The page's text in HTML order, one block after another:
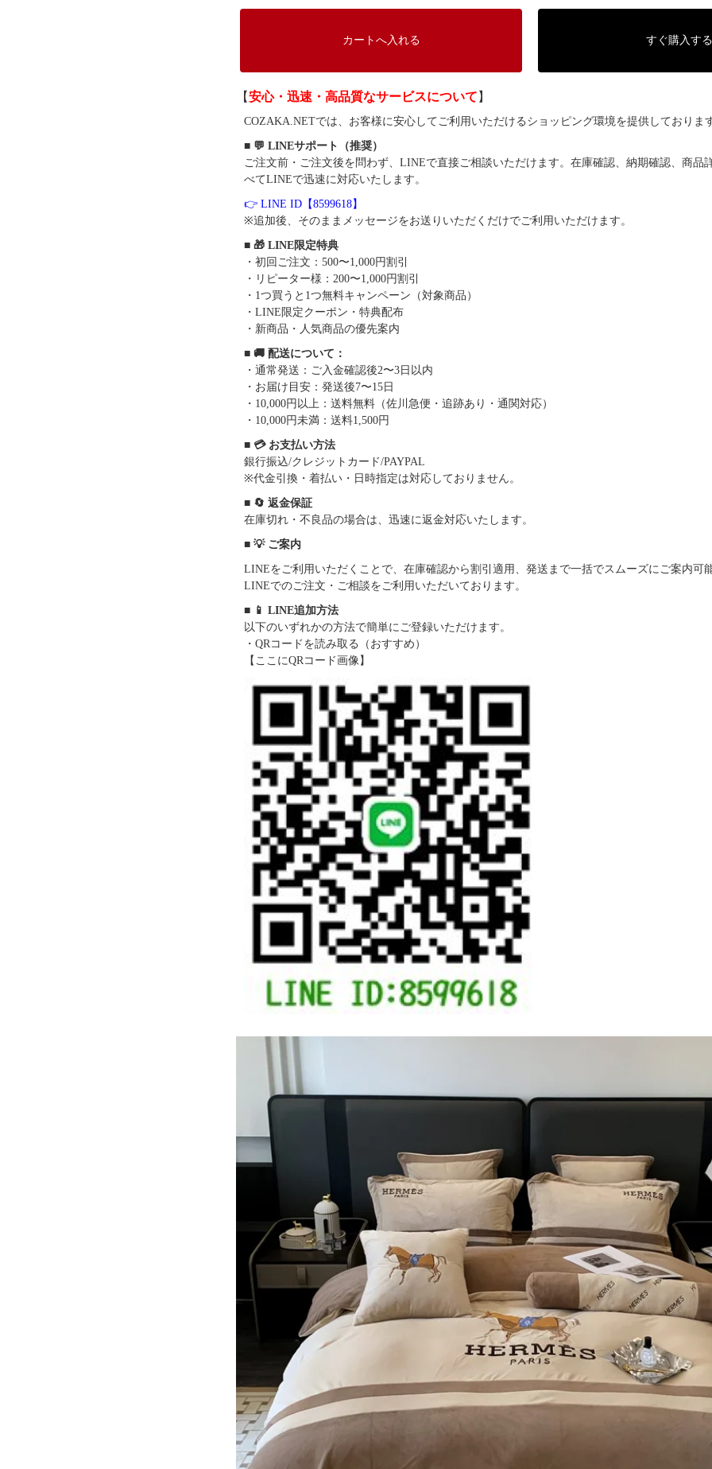
カートへ入れる すぐ購入する
【安心・迅速・高品質なサービスについて 】
COZAKA.NETでは、お客様に安心してご利用いただけるショッピング環境を提供しておりま
■ 💬 LINEサポート（推奨）
ご注文前・ご注文後を問わず、LINEで直接ご相談いただけます。在庫確認、納期確認、商品
べてLINEで迅速に対応いたします。
👉 LINE ID【8599618】
※追加後、そのままメッセージをお送りいただくだけでご利用いただけます。
■ 🎁 LINE限定特典
・初回ご注文：500〜1,000円割引
・リピーター様：200〜1,000円割引
・1つ買うと1つ無料キャンペーン（対象商品）
・LINE限定クーポン・特典配布
・新商品・人気商品の優先案内
■ 🚚 配送について：
・通常発送：ご入金確認後2〜3日以内
・お届け目安：発送後7〜15日
・10,000円以上：送料無料（佐川急便・追跡あり・通関対応）
・10,000円未満：送料1,500円
■ 💳 お支払い方法
銀行振込/クレジットカード/PAYPAL
※代金引換・着払い・日時指定は対応しておりません。
■ 🔄 返金保証
在庫切れ・不良品の場合は、迅速に返金対応いたします。
■ 💡 ご案内
LINEをご利用いただくことで、在庫確認から割引適用、発送まで一括でスムーズにご案内可
LINEでのご注文・ご相談をご利用いただいております。
■ 📱 LINE追加方法
以下のいずれかの方法で簡単にご登録いただけます。
・QRコードを読み取る（おすすめ）
【ここにQRコード画像】